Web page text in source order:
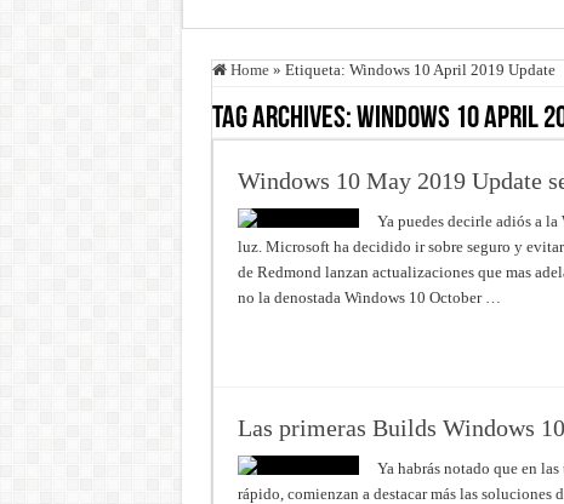
Home » Etiqueta: Windows 10 April 2019 Update
Tag Archives:Windows 10 April
Windows 10 May 2019 Update
Ya puedes decirle adiós a
luz. Microsoft ha decidido ir sobre seguro y
de Redmond lanzan actualizaciones que mas
no la denostada Windows 10 October …
Las primeras Builds Windows
Ya habrás notado que en
rápido, comienzan a destacar más las soluciones